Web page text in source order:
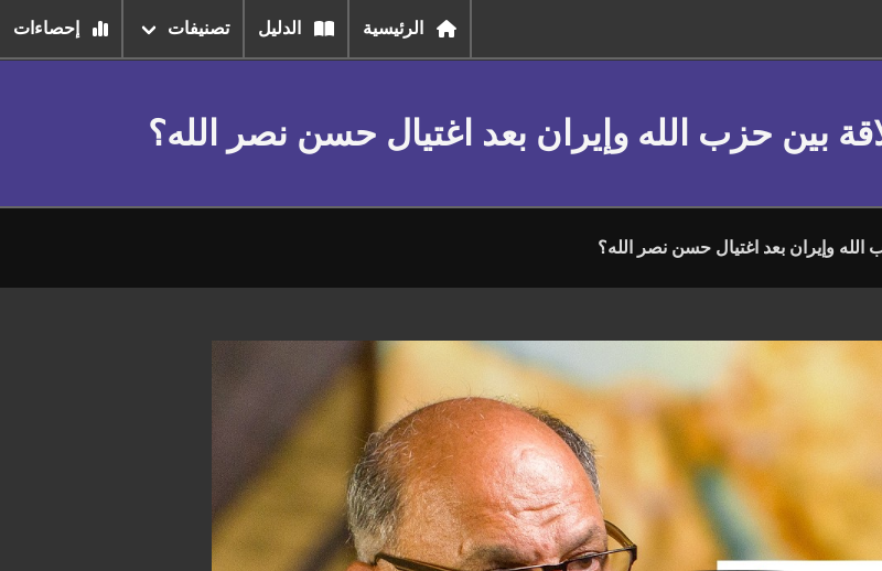
الرئيسية الدليل تصنيفات إحصاءات
بين حزب الله وإيران بعد اغتيال حسن نصر الله؟
الله وإيران بعد اغتيال حسن نصر الله؟